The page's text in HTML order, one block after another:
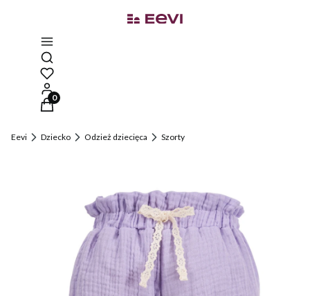
Otwórz wyszukiwarkę
Produkty w koszyku: 0. Zobacz szczegóły
Eevi Dziecko Odzież dziecięca Szorty